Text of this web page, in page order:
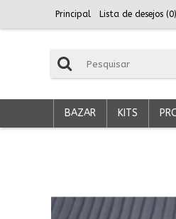
Principal Lista de desejos (0)
BAZAR KITS